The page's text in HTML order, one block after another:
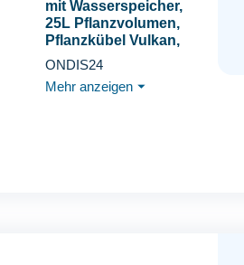
mit Wasserspeicher,
25L Pflanzvolumen,
Pflanzkübel Vulkan,
rechteckig,
Blumentopf, Balkon
Terrasse (Anthrazit)
ONDIS24
Mehr anzeigen ⏷